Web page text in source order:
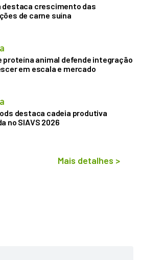
destaca crescimento das
de carne suína
proteína animal defende integração
em escala e mercado
destaca cadeia produtiva
no SIAVS 2026
Mais detalhes >